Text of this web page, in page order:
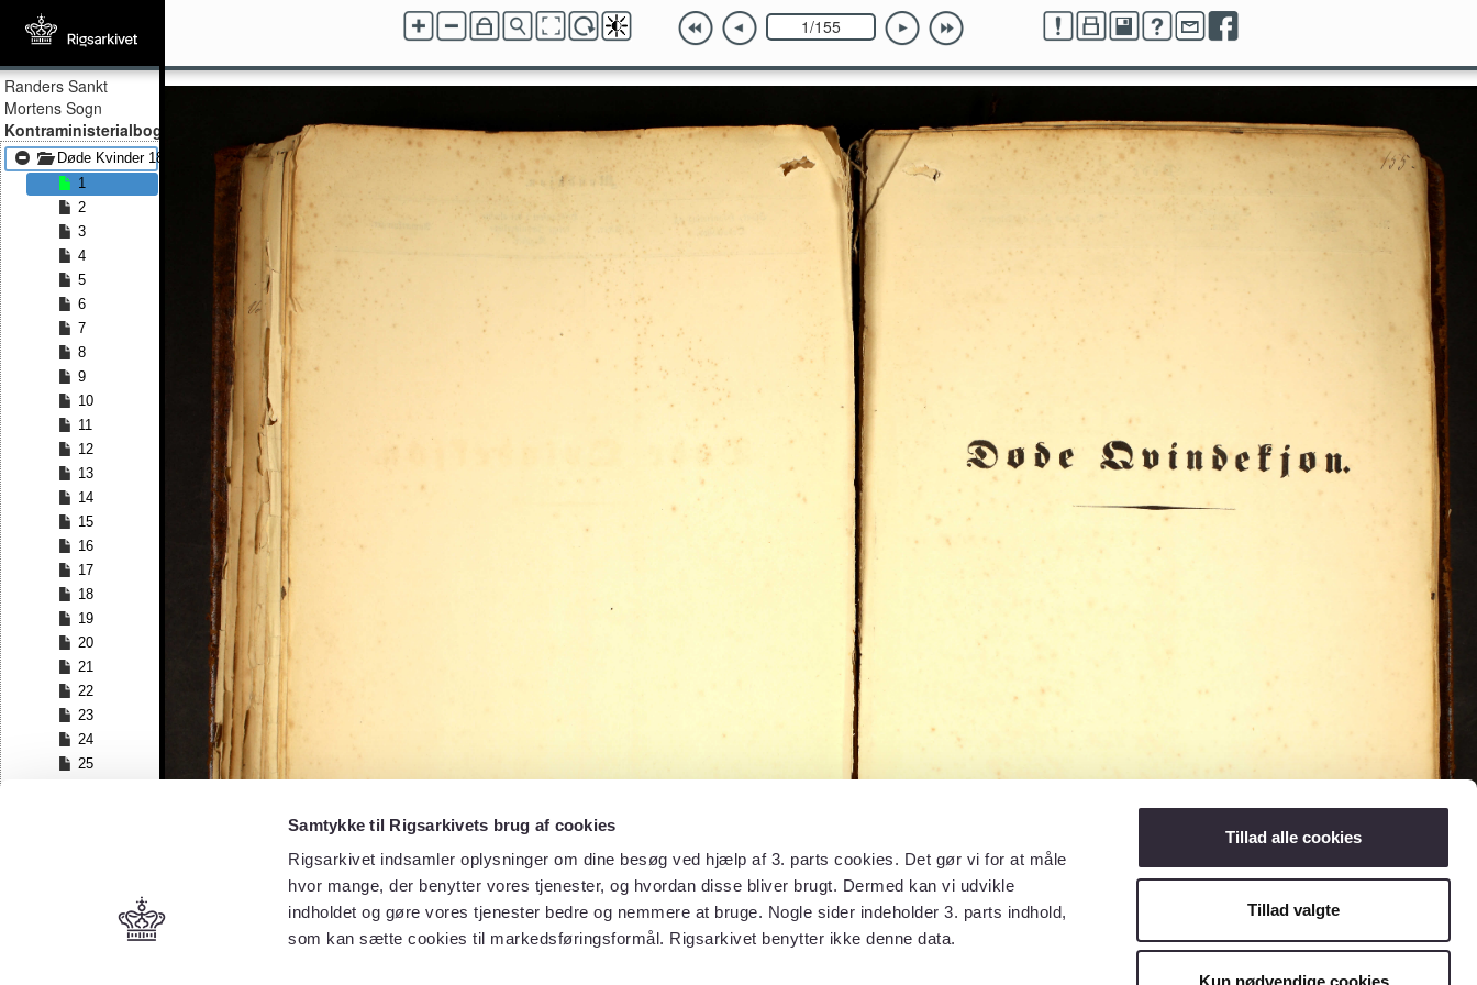
Samtykke til Rigsarkivets brug af cookies
Rigsarkivet indsamler oplysninger om dine besøg ved hjælp af 3. parts cookies. Det gør vi for at måle
hvor mange, der benytter vores tjenester, og hvordan disse bliver brugt. Dermed kan vi udvikle
indholdet og gøre vores tjenester bedre og nemmere at bruge. Nogle sider indeholder 3. parts indhold,
som kan sætte cookies til markedsføringsformål. Rigsarkivet benytter ikke denne data.
Tillad alle cookies
Tillad valgte
Kun nødvendige cookies
Randers Sankt
Mortens Sogn
Kontraministerialbog
Døde Kvinder 1850 - Døde Kvinder 1872
1
2
3
4
5
6
7
8
9
10
11
12
13
14
15
16
17
18
19
20
21
22
23
24
25